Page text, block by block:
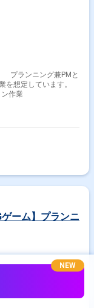
プランニング兼PMと
を想定しています。
作業
ゲーム】プランニ
NEW